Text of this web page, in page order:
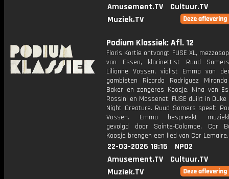
Amusement.TV
Cultuur.TV
Muziek.TV
Podium Klassiek: Afl. 12
Floris Kortie ontvangt FUSE XL,
van Essen, klarinettist Ruud
Lilianne Vossen, violist Emma van
gambisten Ricardo Rodríguez
Baker en zangeres Koosje. Nina van
Rossini en Massenet. FUSE duikt in
Night Creature. Ruud Somers speelt
Vossen. Emma bespreekt
gevolgd door Sainte-Colombe. Cor
Koosje brengen een lied van Cor Lemaire.
22-03-2026 18:15
NPO2
Amusement.TV
Cultuur.TV
Muziek.TV